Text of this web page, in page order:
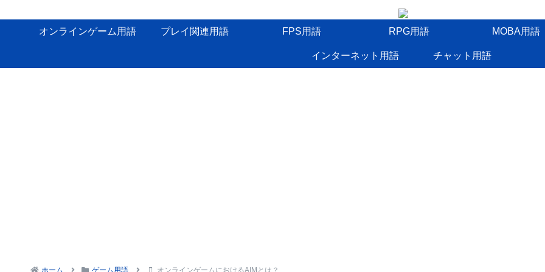
オンラインゲーム用語 プレイ関連用語 FPS用語 RPG用語 MOBA用語
インターネット用語 チャット用語
ホーム ゲーム用語 オンラインゲームにおけるAIMとは？